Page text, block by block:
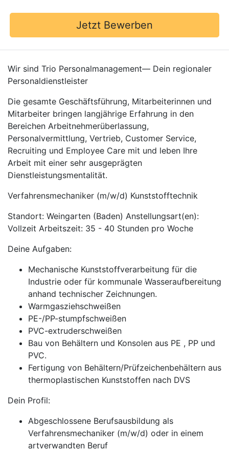
Jetzt Bewerben
Wir sind Trio Personalmanagement— Dein regionaler
Personaldienstleister
Die gesamte Geschäftsführung, Mitarbeiterinnen und
Mitarbeiter bringen langjährige Erfahrung in den
Bereichen Arbeitnehmerüberlassung,
Personalvermittlung, Vertrieb, Customer Service,
Recruiting und Employee Care mit und leben Ihre
Arbeit mit einer sehr ausgeprägten
Dienstleistungsmentalität.
Verfahrensmechaniker (m/w/d) Kunststofftechnik
Standort: Weingarten (Baden) Anstellungsart(en):
Vollzeit Arbeitszeit: 35 - 40 Stunden pro Woche
Deine Aufgaben:
Mechanische Kunststoffverarbeitung für die
Industrie oder für kommunale Wasseraufbereitung
anhand technischer Zeichnungen.
Warmgasziehschweißen
PE-/PP-stumpfschweißen
PVC-extruderschweißen
Bau von Behältern und Konsolen aus PE , PP und
PVC.
Fertigung von Behältern/Prüfzeichenbehältern aus
thermoplastischen Kunststoffen nach DVS
Dein Profil:
Abgeschlossene Berufsausbildung als
Verfahrensmechaniker (m/w/d) oder in einem
artverwandten Beruf